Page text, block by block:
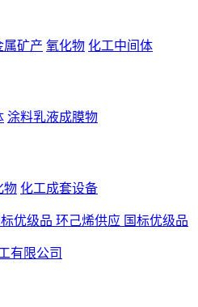
属矿产 氧化物 化工中间体
涂料乳液成膜物
物 化工成套设备
环己烯供应 国标优级品
有限公司